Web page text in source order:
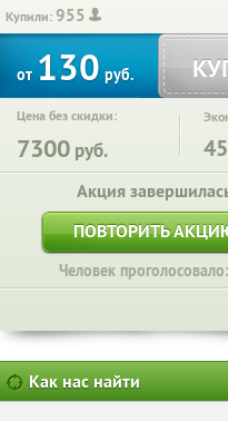
Купили:955
от130руб.
Цена без скидки:
7300 руб.
Акция
ПОВТОРИТЬ
Человек
Как нас найти